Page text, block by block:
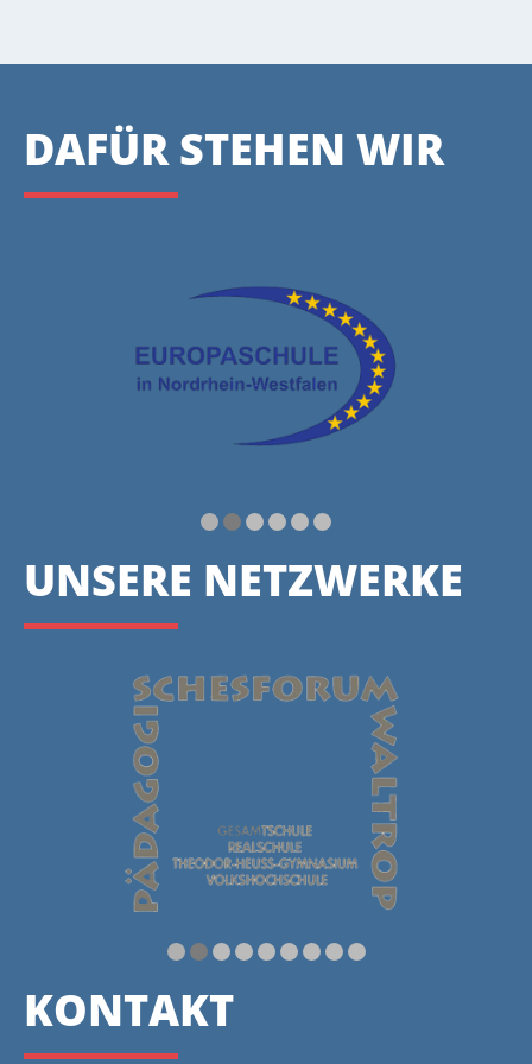
DAFÜR STEHEN WIR
UNSERE NETZWERKE
KONTAKT